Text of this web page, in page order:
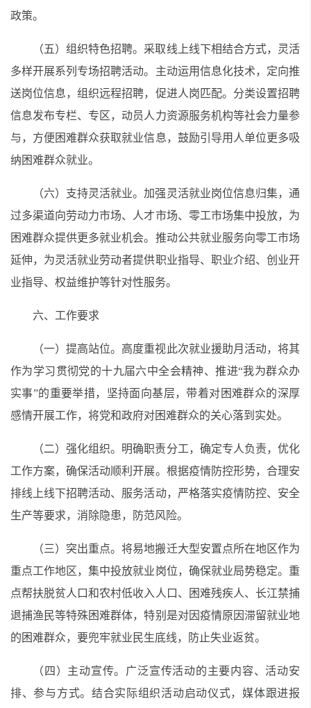
政策。
（五）组织特色招聘。采取线上线下相结合方式，灵活
多样开展系列专场招聘活动。主动运用信息化技术，定向推
送岗位信息，组织远程招聘，促进人岗匹配。分类设置招聘
信息发布专栏、专区，动员人力资源服务机构等社会力量参
与，方便困难群众获取就业信息，鼓励引导用人单位更多吸
纳困难群众就业。
（六）支持灵活就业。加强灵活就业岗位信息归集，通
过多渠道向劳动力市场、人才市场、零工市场集中投放，为
困难群众提供更多就业机会。推动公共就业服务向零工市场
延伸，为灵活就业劳动者提供职业指导、职业介绍、创业开
业指导、权益维护等针对性服务。
六、工作要求
（一）提高站位。高度重视此次就业援助月活动，将其
作为学习贯彻党的十九届六中全会精神、推进“我为群众办
实事”的重要举措，坚持面向基层，带着对困难群众的深厚
感情开展工作，将党和政府对困难群众的关心落到实处。
（二）强化组织。明确职责分工，确定专人负责，优化
工作方案，确保活动顺利开展。根据疫情防控形势，合理安
排线上线下招聘活动、服务活动，严格落实疫情防控、安全
生产等要求，消除隐患，防范风险。
（三）突出重点。将易地搬迁大型安置点所在地区作为
重点工作地区，集中投放就业岗位，确保就业局势稳定。重
点帮扶脱贫人口和农村低收入人口、困难残疾人、长江禁捕
退捕渔民等特殊困难群体，特别是对因疫情原因滞留就业地
的困难群众，要兜牢就业民生底线，防止失业返贫。
（四）主动宣传。广泛宣传活动的主要内容、活动安
排、参与方式。结合实际组织活动启动仪式，媒体跟进报